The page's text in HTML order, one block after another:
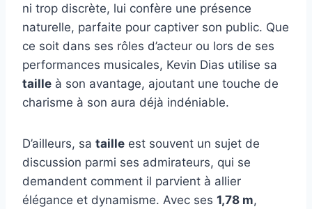
ni trop discrète, lui confère une présence
naturelle, parfaite pour captiver son public. Que
ce soit dans ses rôles d’acteur ou lors de ses
performances musicales, Kevin Dias utilise sa
taille à son avantage, ajoutant une touche de
charisme à son aura déjà indéniable.
D’ailleurs, sa taille est souvent un sujet de
discussion parmi ses admirateurs, qui se
demandent comment il parvient à allier
élégance et dynamisme. Avec ses 1,78 m,